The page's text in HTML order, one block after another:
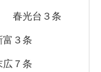
春光台３条
富３条
広７条